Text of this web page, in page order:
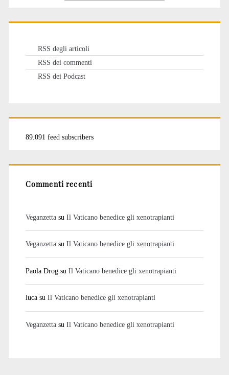
RSS degli articoli
RSS dei commenti
RSS dei Podcast
89.091 feed subscribers
Commenti recenti
Veganzettasu Il Vaticano benedice gli xenotrapianti
Veganzettasu Il Vaticano benedice gli xenotrapianti
Paola Drogsu Il Vaticano benedice gli xenotrapianti
lucasu Il Vaticano benedice gli xenotrapianti
Veganzettasu Il Vaticano benedice gli xenotrapianti